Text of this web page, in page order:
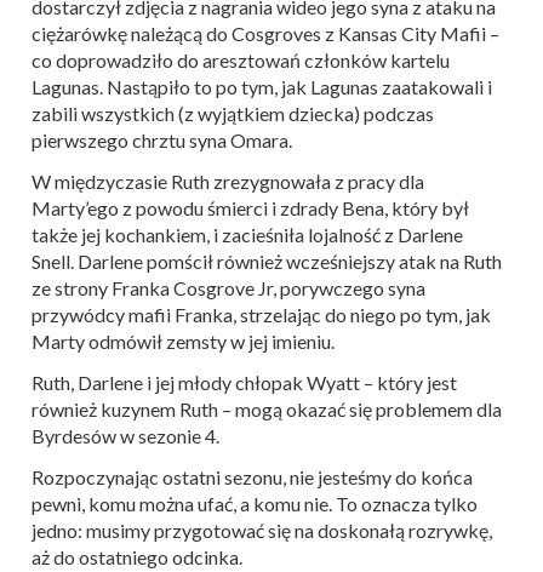
dostarczył zdjęcia z nagrania wideo jego syna z ataku na
ciężarówkę należącą do Cosgroves z Kansas City Mafii –
co doprowadziło do aresztowań członków kartelu
Lagunas. Nastąpiło to po tym, jak Lagunas zaatakowali i
zabili wszystkich (z wyjątkiem dziecka) podczas
pierwszego chrztu syna Omara.
W międzyczasie Ruth zrezygnowała z pracy dla
Marty’ego z powodu śmierci i zdrady Bena, który był
także jej kochankiem, i zacieśniła lojalność z Darlene
Snell. Darlene pomścił również wcześniejszy atak na Ruth
ze strony Franka Cosgrove Jr, porywczego syna
przywódcy mafii Franka, strzelając do niego po tym, jak
Marty odmówił zemsty w jej imieniu.
Ruth, Darlene i jej młody chłopak Wyatt – który jest
również kuzynem Ruth – mogą okazać się problemem dla
Byrdesów w sezonie 4.
Rozpoczynając ostatni sezonu, nie jesteśmy do końca
pewni, komu można ufać, a komu nie. To oznacza tylko
jedno: musimy przygotować się na doskonałą rozrywkę,
aż do ostatniego odcinka.